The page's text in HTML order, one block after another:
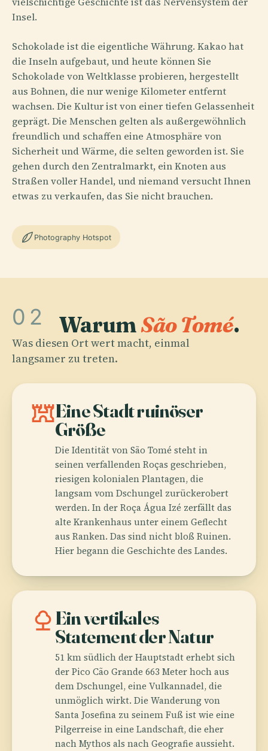
Insel.
Schokolade ist die eigentliche Währung. Kakao hat
die Inseln aufgebaut, und heute können Sie
Schokolade von Weltklasse probieren, hergestellt
aus Bohnen, die nur wenige Kilometer entfernt
wachsen. Die Kultur ist von einer tiefen Gelassenheit
geprägt. Die Menschen gelten als außergewöhnlich
freundlich und schaffen eine Atmosphäre von
Sicherheit und Wärme, die selten geworden ist. Sie
gehen durch den Zentralmarkt, ein Knoten aus
Straßen voller Handel, und niemand versucht Ihnen
etwas zu verkaufen, das Sie nicht brauchen.
Photography Hotspot
02 WarumSão Tomé.
Was diesen Ort wert macht, einmal
langsamer zu treten.
fortEine Stadt ruinöser
Größe
Die Identität von São Tomé steht in
seinen verfallenden Roças geschrieben,
riesigen kolonialen Plantagen, die
langsam vom Dschungel zurückerobert
werden. In der Roça Água Izé zerfällt das
alte Krankenhaus unter einem Geflecht
aus Ranken. Das sind nicht bloß Ruinen.
Hier begann die Geschichte des Landes.
natureEin vertikales
Statement der Natur
51 km südlich der Hauptstadt erhebt sich
der Pico Cão Grande 663 Meter hoch aus
dem Dschungel, eine Vulkan­nadel, die
unmöglich wirkt. Die Wanderung von
Santa Josefina zu seinem Fuß ist wie eine
Pilgerreise in eine Landschaft, die eher
nach Mythos als nach Geografie aussieht.